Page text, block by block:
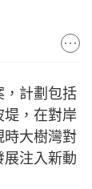
計劃包括
，在對岸
時大樹灣對
展注入新動